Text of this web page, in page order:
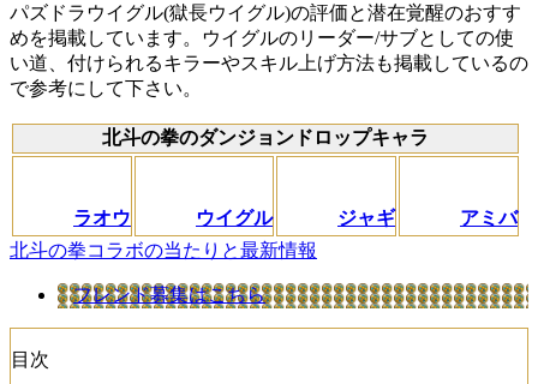
パズドラウイグル(獄長ウイグル)の評価と潜在覚醒のおすす
めを掲載しています。ウイグルのリーダー/サブとしての使
い道、付けられるキラーやスキル上げ方法も掲載しているの
で参考にして下さい。
北斗の拳のダンジョンドロップキャラ
ラオウ ウイグル ジャギ
アミバ
北斗の拳コラボの当たりと最新情報
フレンド募集はこちら
目次